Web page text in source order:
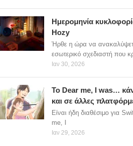
Ημερομηνία
Hozy
Ήρθε η ώρα να
εσωτερικό σχεδιαστή που
Ιαν 30, 2026
Το Dear me, I was…
και σε άλλες
Είναι ήδη διαθέσιμο για
me, I
Ιαν 29, 2026